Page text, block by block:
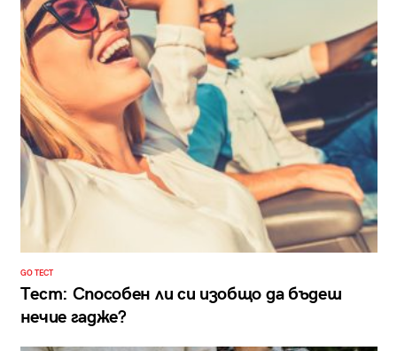
GO ТЕСТ
Тест: Способен ли си изобщо да бъдеш
нечие гадже?